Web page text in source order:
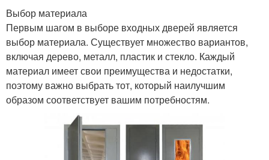
Выбор материала
Первым шагом в выборе входных дверей является
выбор материала. Существует множество вариантов,
включая дерево, металл, пластик и стекло. Каждый
материал имеет свои преимущества и недостатки,
поэтому важно выбрать тот, который наилучшим
образом соответствует вашим потребностям.